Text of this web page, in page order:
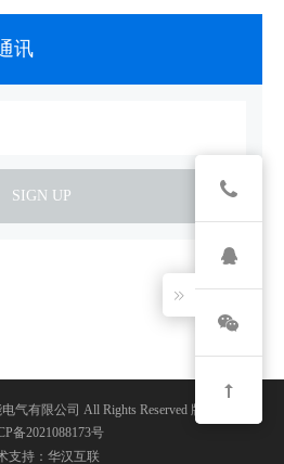
讯
SIGN UP
气有限公司 All Rights Reserved 版权所有
备2021088173号
支持：华汉互联